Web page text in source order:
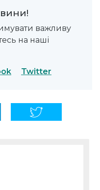
важливу
на наші
Twitter